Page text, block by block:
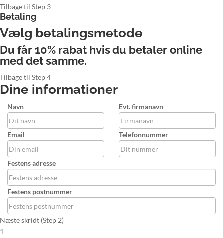
Tilbage til Step 3
Betaling
Vælg betalingsmetode
Du får 10% rabat hvis du betaler online
med det samme.
Tilbage til Step 4
Dine informationer
Navn Evt. firmanavn
Email Telefonnummer
Festens adresse
Festens postnummer
Næste skridt (Step 2)
1